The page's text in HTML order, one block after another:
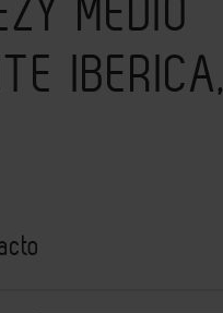
MEDIO
IBERICA,